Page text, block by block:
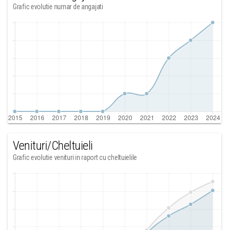
Grafic evolutie numar de angajati
Venituri/Cheltuieli
Grafic evolutie venituri in raport cu cheltuielile